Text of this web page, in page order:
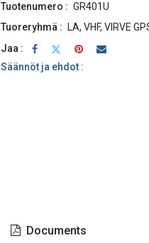
Tuotenumero : GR401U
Tuoreryhmä :
LA, VHF, VIRVE
Jaa :
Säännöt ja ehdot :
Documents